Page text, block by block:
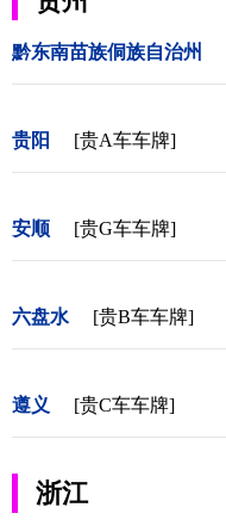
黔东南苗族侗族自治州
贵阳 [贵A车车牌]
安顺 [贵G车车牌]
六盘水 [贵B车车牌]
遵义 [贵C车车牌]
浙江